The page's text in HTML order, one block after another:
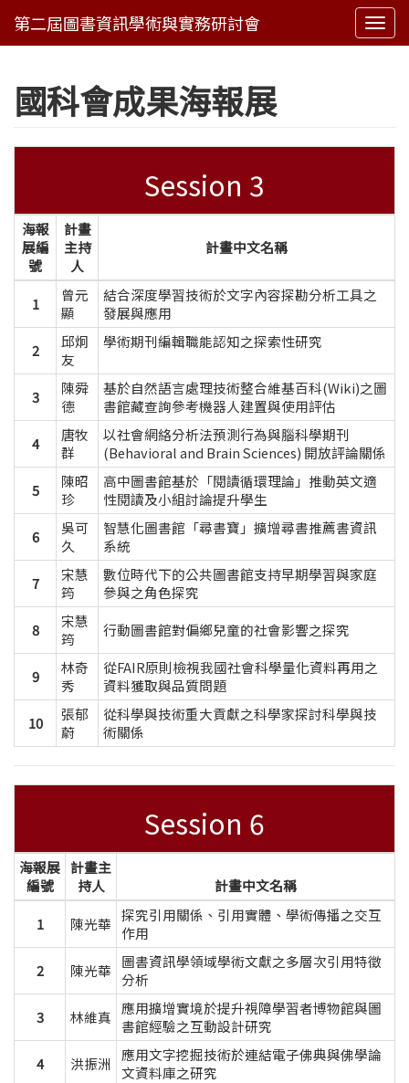
國科會成果海報展
Session 3
海報
展編
號
計畫
主持
人
計畫中文名稱
1
曾元
顯
結合深度學習技術於文字內容探勘分析工具之
發展與應用
2
邱炯
友
學術期刊編輯職能認知之探索性研究
3
陳舜
德
基於自然語言處理技術整合維基百科(Wiki)之圖
書館藏查詢參考機器人建置與使用評估
4
唐牧
群
以社會網絡分析法預測行為與腦科學期刊
(Behavioral and Brain Sciences) 開放評論關係
5
陳昭
珍
高中圖書館基於「閱讀循環理論」推動英文適
性閱讀及小組討論提升學生
6
吳可
久
智慧化圖書館「尋書寶」擴增尋書推薦書資訊
系統
7
宋慧
筠
數位時代下的公共圖書館支持早期學習與家庭
參與之角色探究
8
宋慧
筠
行動圖書館對偏鄉兒童的社會影響之探究
9
林奇
秀
從FAIR原則檢視我國社會科學量化資料再用之
資料獲取與品質問題
10
張郁
蔚
從科學與技術重大貢獻之科學家探討科學與技
術關係
Session 6
海報展
編號
計畫主
持人
計畫中文名稱
1
陳光華 探究引用關係、引用實體、學術傳播之交互
作用
2
陳光華
圖書資訊學領域學術文獻之多層次引用特徵
分析
3
林維真
應用擴增實境於提升視障學習者博物館與圖
書館經驗之互動設計研究
4
洪振洲
應用文字挖掘技術於連結電子佛典與佛學論
文資料庫之研究